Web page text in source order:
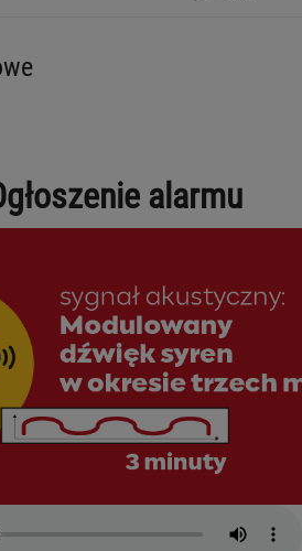
alarmu